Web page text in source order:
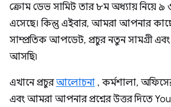
ক্রোম ডেভ সামিট তার ৮ম অধ্যায় নিয়ে ৯
এসেছে। কিন্তু এইবার, আমরা আপনার
সাম্প্রতিক আপডেট, প্রচুর নতুন সামগ্রী এবং
আসছি৷
এখানে প্রচুরআলোচনা , কর্মশালা,
এবং আমরা আপনার প্রশ্নের উত্তর দিতে